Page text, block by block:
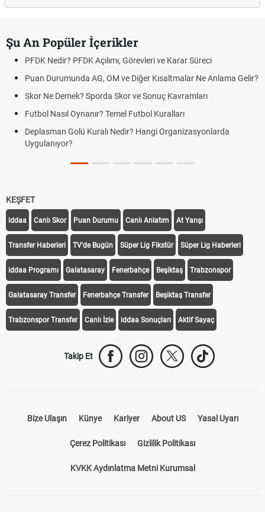
Şu An Popüler İçerikler
PFDK Nedir? PFDK Açılımı, Görevleri ve Karar Süreci
Puan Durumunda AG, OM ve Diğer Kısaltmalar Ne Anlama Gelir?
Skor Ne Demek? Sporda Skor ve Sonuç Kavramları
Futbol Nasıl Oynanır? Temel Futbol Kuralları
Deplasman Golü Kuralı Nedir? Hangi Organizasyonlarda
Uygulanıyor?
KEŞFET
iddaa Canlı Skor Puan Durumu Canlı Anlatım At Yarışı
Transfer Haberleri TV'de Bugün Süper Lig Fikstür Süper Lig Haberleri
iddaa Programı Galatasaray Fenerbahçe Beşiktaş Trabzonspor
Galatasaray Transfer Fenerbahçe Transfer Beşiktaş Transfer
Trabzonspor Transfer Canlı İzle iddaa Sonuçları Aktif Sayaç
Takip Et
Bize Ulaşın Künye Kariyer About US Yasal Uyarı
Çerez Politikası Gizlilik Politikası
KVKK Aydınlatma Metni Kurumsal